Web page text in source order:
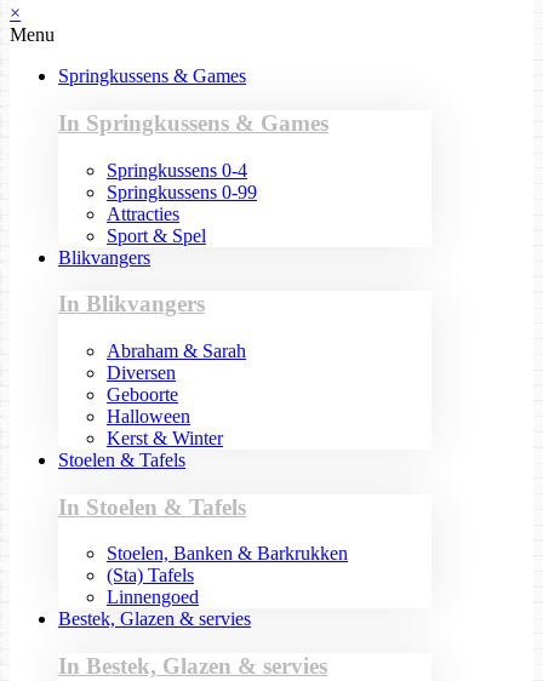
×
Menu
Springkussens & Games
In Springkussens & Games
Springkussens 0-4
Springkussens 0-99
Attracties
Sport & Spel
Blikvangers
In Blikvangers
Abraham & Sarah
Diversen
Geboorte
Halloween
Kerst & Winter
Stoelen & Tafels
In Stoelen & Tafels
Stoelen, Banken & Barkrukken
(Sta) Tafels
Linnengoed
Bestek, Glazen & servies
In Bestek, Glazen & servies